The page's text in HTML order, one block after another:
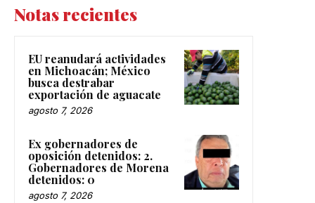
Notas recientes
EU reanudará actividades
en Michoacán; México
busca destrabar
exportación de aguacate
agosto 7, 2026
Ex gobernadores de
oposición detenidos: 2.
Gobernadores de Morena
detenidos: 0
agosto 7, 2026